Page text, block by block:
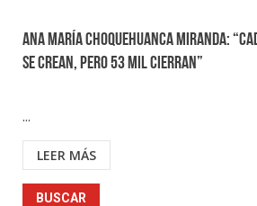
Ana María Choquehuanca Miranda:
se crean, pero 53 mil cierran”
...
LEER MÁS
BUSCAR